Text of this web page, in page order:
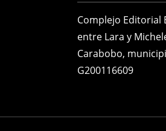
Complejo Editorial
entre Lara y
Carabobo,
G200116609